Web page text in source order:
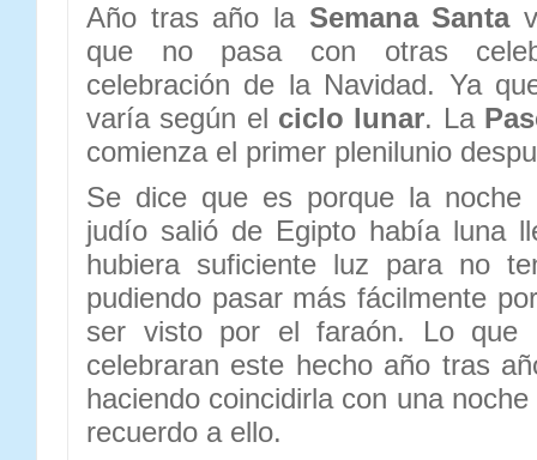
Año tras año la Semana Santa
que no pasa con otras
celebración de la Navidad. Ya
varía según el ciclo lunar. La
comienza el primer plenilunio
Se dice que es porque la
judío salió de Egipto había luna
hubiera suficiente luz para no
pudiendo pasar más fácilmente
ser visto por el faraón. Lo que
celebraran este hecho año tras
haciendo coincidirla con una noche
recuerdo a ello.